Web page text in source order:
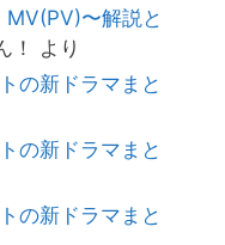
〜解説と
！
より
の新ドラマまと
の新ドラマまと
の新ドラマまと